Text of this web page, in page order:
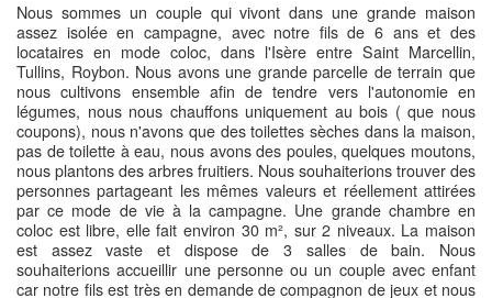
Nous sommes un couple qui vivont dans une grande maison
assez isolée en campagne, avec notre fils de 6 ans et des
locataires en mode coloc, dans l'Isère entre Saint Marcellin,
Tullins, Roybon. Nous avons une grande parcelle de terrain que
nous cultivons ensemble afin de tendre vers l'autonomie en
légumes, nous nous chauffons uniquement au bois ( que nous
coupons), nous n'avons que des toilettes sèches dans la maison,
pas de toilette à eau, nous avons des poules, quelques moutons,
nous plantons des arbres fruitiers. Nous souhaiterions trouver des
personnes partageant les mêmes valeurs et réellement attirées
par ce mode de vie à la campagne. Une grande chambre en
coloc est libre, elle fait environ 30 m², sur 2 niveaux. La maison
est assez vaste et dispose de 3 salles de bain. Nous
souhaiterions accueillir une personne ou un couple avec enfant
car notre fils est très en demande de compagnon de jeux et nous